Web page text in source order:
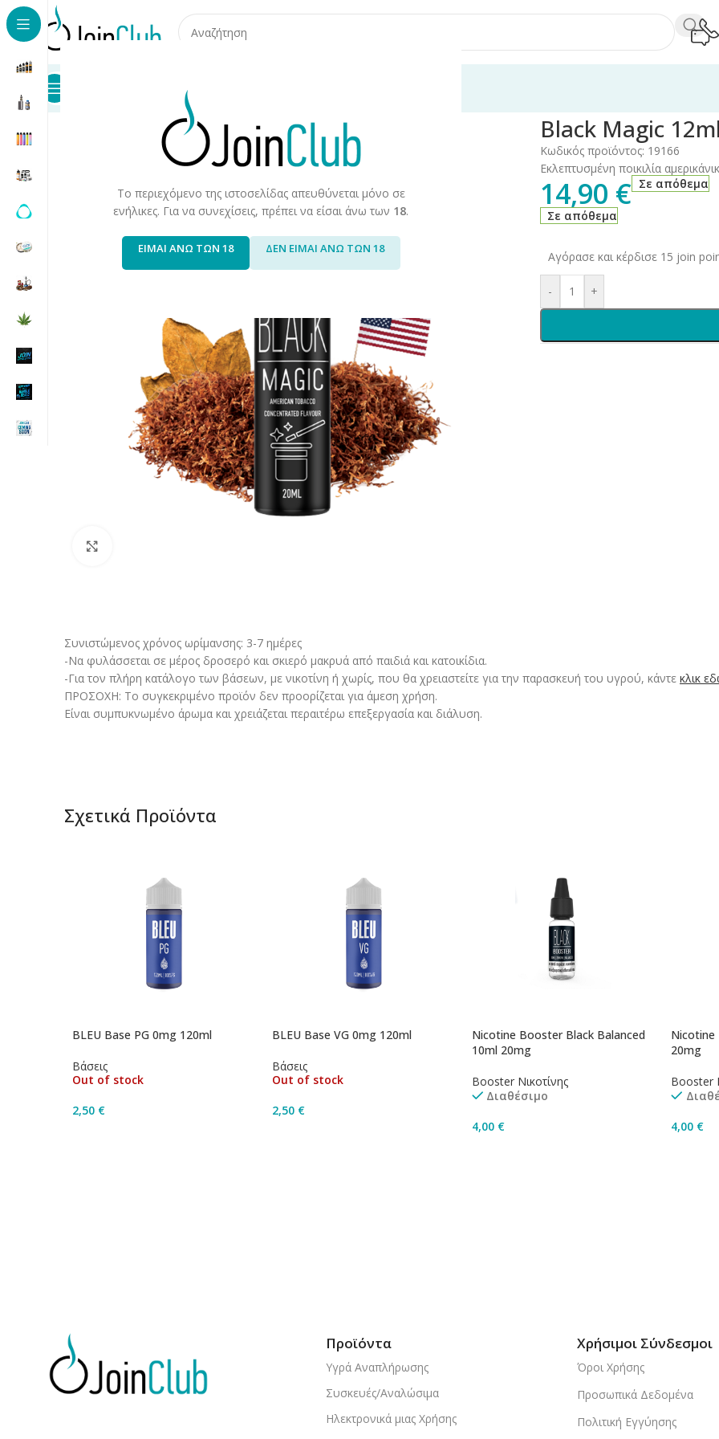
Το περιεχόμενο της ιστοσελίδας απευθύνεται μόνο σε
ενήλικες. Για να συνεχίσεις, πρέπει να είσαι άνω των 18.
ΕΙΜΑΙ ΑΝΩ ΤΩΝ 18 ΔΕΝ ΕΙΜΑΙ ΑΝΩ ΤΩΝ 18
Καταστήματα
Υγρά Αναπλήρωσης
Black Magic
Κωδικός προϊόντος: 19166
Εκλεπτυσμένη ποικιλία
14,90 € Σε απόθεμα
Σε απόθεμα
Αγόρασε και κέρδισε 15 join
- +
Συνιστώμενος χρόνος ωρίμανσης: 3-7 ημέρες
-Να φυλάσσεται σε μέρος δροσερό και σκιερό μακρυά από παιδιά και κατοικίδια.
-Για τον πλήρη κατάλογο των βάσεων, με νικοτίνη ή χωρίς, που θα χρειαστείτε για την παρασκευή του υγρού, κάντε κλικ
ΠΡΟΣΟΧΗ: Το συγκεκριμένο προϊόν δεν προορίζεται για άμεση χρήση.
Είναι συμπυκνωμένο άρωμα και χρειάζεται περαιτέρω επεξεργασία και διάλυση.
Σχετικά Προϊόντα
BLEU Base PG 0mg 120ml
Βάσεις
Out of stock
2,50 €
BLEU Base VG 0mg 120ml
Βάσεις
Out of stock
2,50 €
Nicotine Booster Black Balanced
10ml 20mg
Booster Νικοτίνης
Διαθέσιμο
4,00 €
Nicotine
20mg
Booster
4,00 €
Προϊόντα
Υγρά Αναπλήρωσης
Συσκευές/Αναλώσιμα
Ηλεκτρονικά μιας Χρήσης
Χρήσιμοι Σύνδεσμοι
Όροι Χρήσης
Προσωπικά Δεδομένα
Πολιτική Εγγύησης